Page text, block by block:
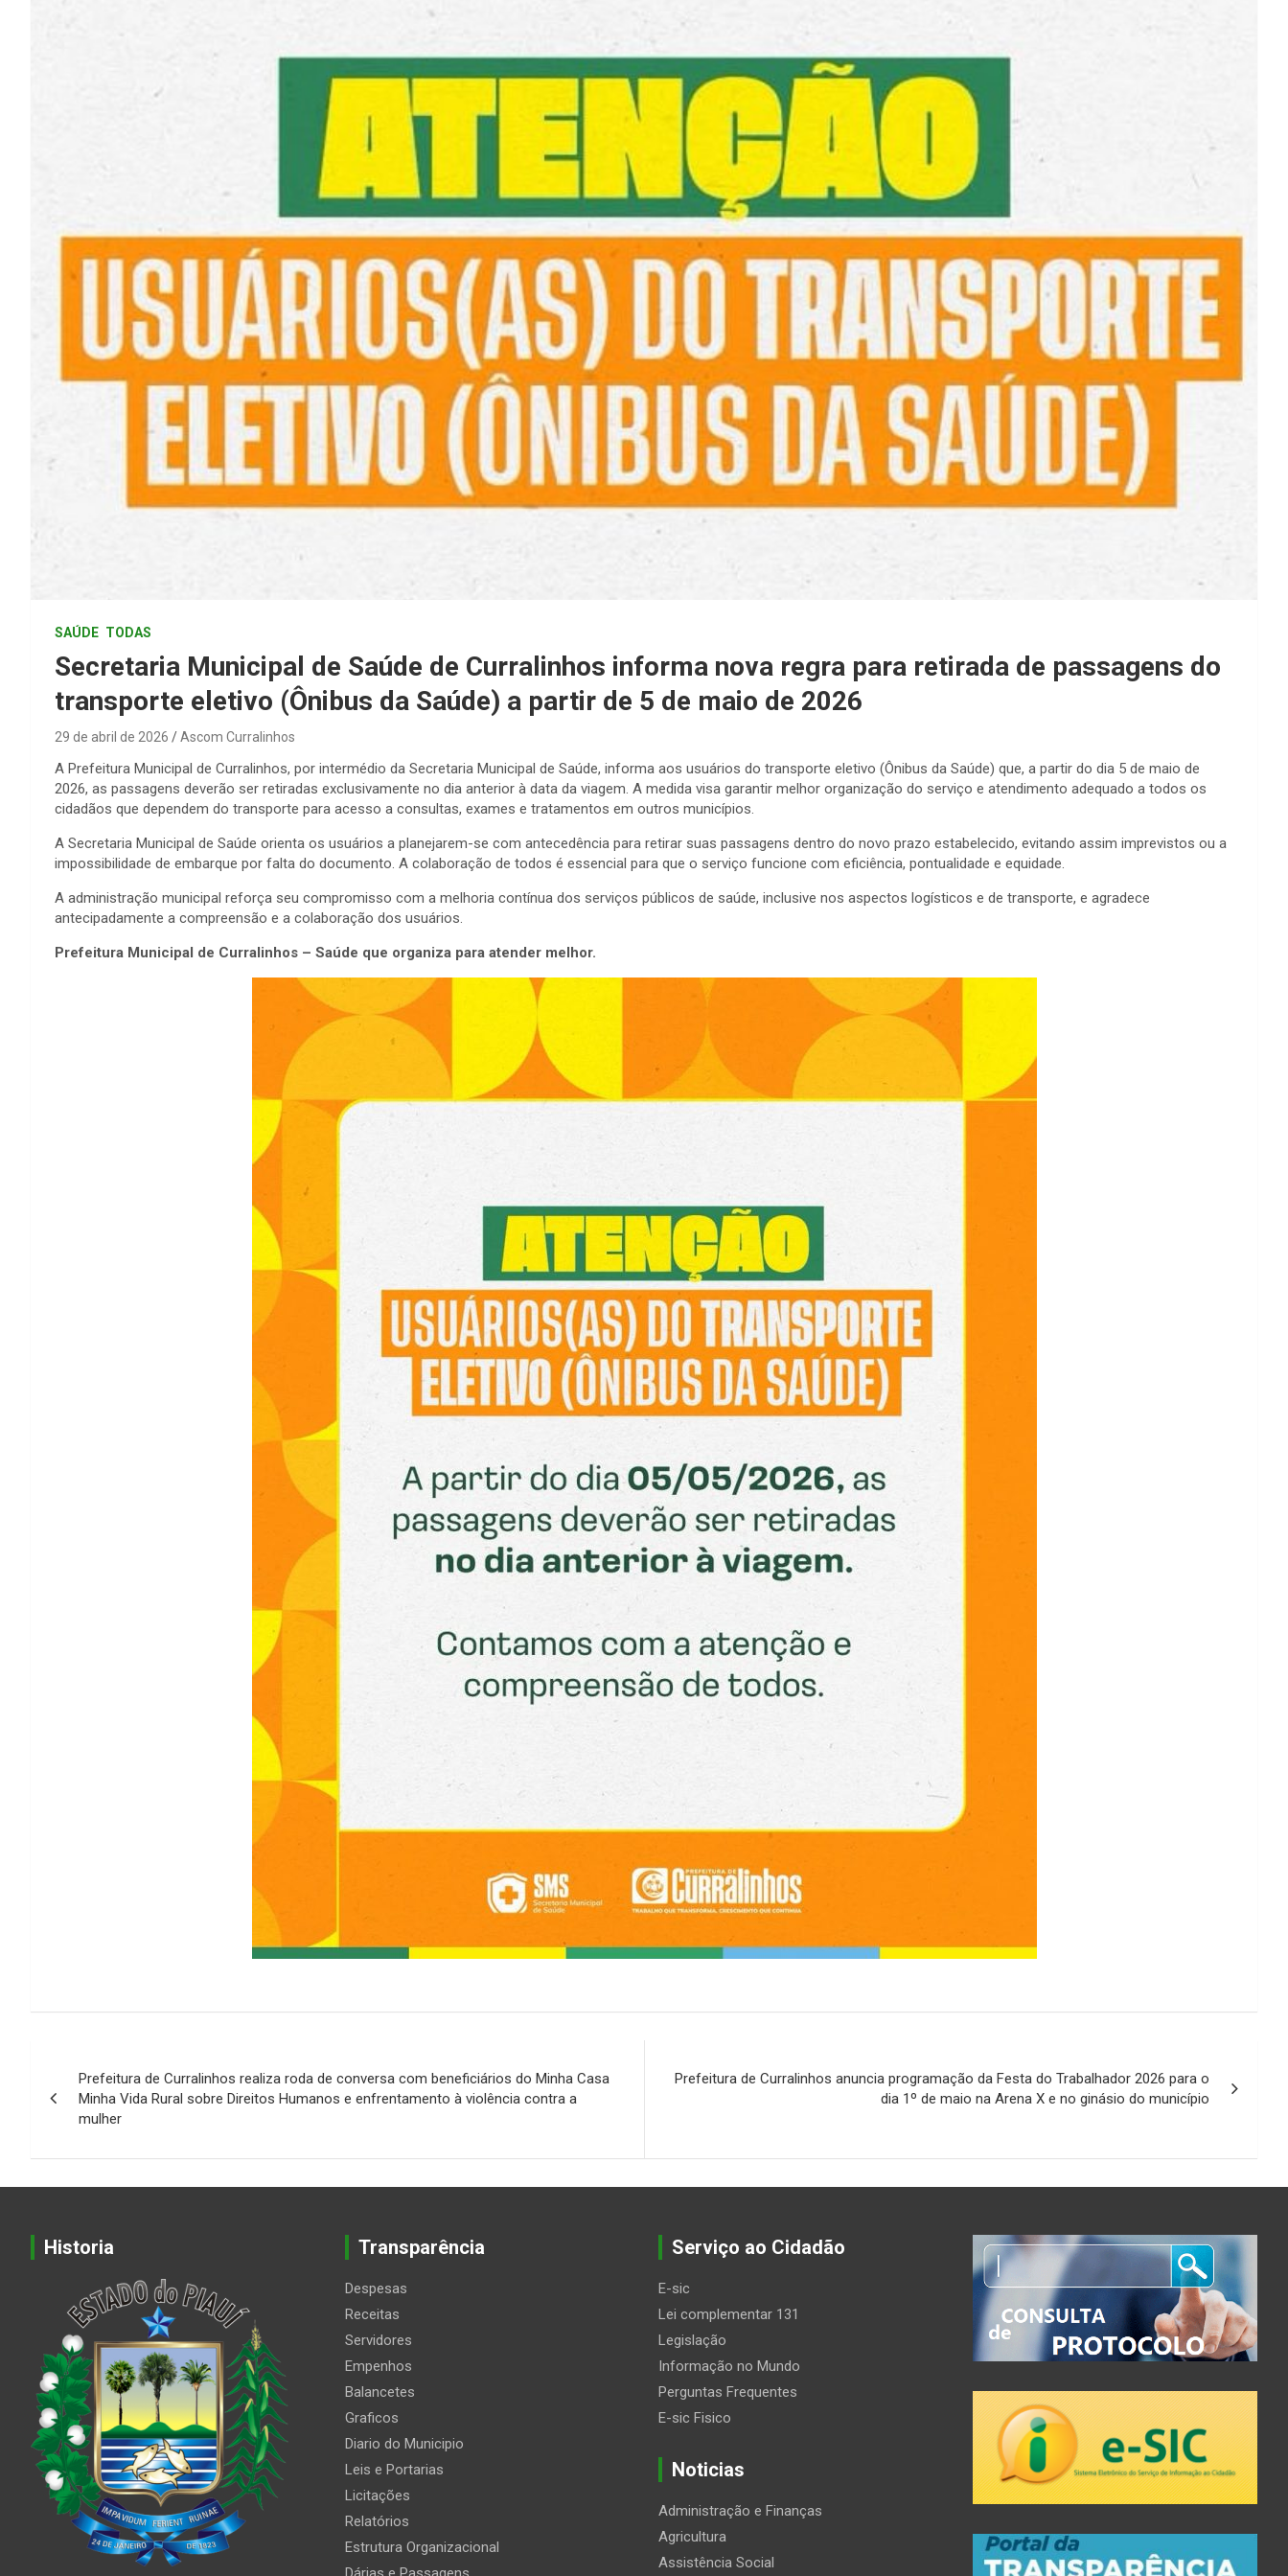
SAÚDE TODAS
Secretaria Municipal de Saúde de Curralinhos informa nova regra para retirada de passagens do
transporte eletivo (Ônibus da Saúde) a partir de 5 de maio de 2026
29 de abril de 2026 Ascom Curralinhos
A Prefeitura Municipal de Curralinhos, por intermédio da Secretaria Municipal de Saúde, informa aos usuários do transporte eletivo (Ônibus da Saúde) que, a partir do dia 5 de maio de
2026, as passagens deverão ser retiradas exclusivamente no dia anterior à data da viagem. A medida visa garantir melhor organização do serviço e atendimento adequado a todos os
cidadãos que dependem do transporte para acesso a consultas, exames e tratamentos em outros municípios.
A Secretaria Municipal de Saúde orienta os usuários a planejarem-se com antecedência para retirar suas passagens dentro do novo prazo estabelecido, evitando assim imprevistos ou a
impossibilidade de embarque por falta do documento. A colaboração de todos é essencial para que o serviço funcione com eficiência, pontualidade e equidade.
A administração municipal reforça seu compromisso com a melhoria contínua dos serviços públicos de saúde, inclusive nos aspectos logísticos e de transporte, e agradece
antecipadamente a compreensão e a colaboração dos usuários.
Prefeitura Municipal de Curralinhos – Saúde que organiza para atender melhor.
de
Prefeitura de Curralinhos realiza roda de conversa com beneficiários do Minha Casa
Minha Vida Rural sobre Direitos Humanos e enfrentamento à violência contra a
mulher
Prefeitura de Curralinhos anuncia programação da Festa do Trabalhador 2026 para o
dia 1º de maio na Arena X e no ginásio do município
Historia Transparência
Despesas
Receitas
Servidores
Empenhos
Balancetes
Graficos
Diario do Municipio
Leis e Portarias
Licitações
Relatórios
Estrutura Organizacional
Serviço ao Cidadão
E-sic
Lei complementar 131
Legislação
Informação no Mundo
Perguntas Frequentes
E-sic Fisico
Noticias
Administração e Finanças
Agricultura
Assistência Social